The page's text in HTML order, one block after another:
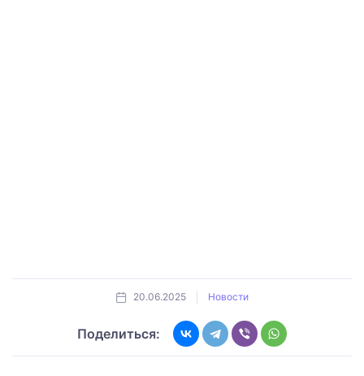
20.06.2025 Новости
Поделиться: